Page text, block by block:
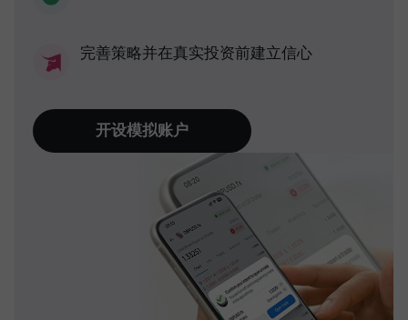
完善策略并在真实投资前建立信心
开设模拟账户